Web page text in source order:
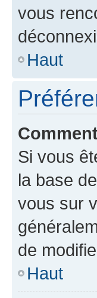
vous
Haut
Si vous
la base
vous sur
de
Haut